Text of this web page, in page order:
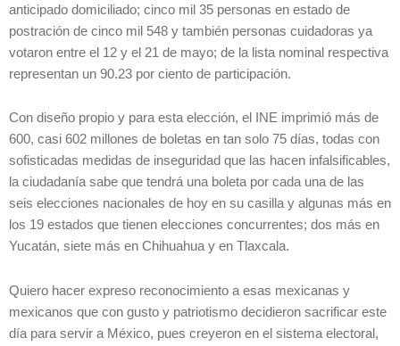
anticipado domiciliado; cinco mil 35 personas en estado de
postración de cinco mil 548 y también personas cuidadoras ya
votaron entre el 12 y el 21 de mayo; de la lista nominal respectiva
representan un 90.23 por ciento de participación.
Con diseño propio y para esta elección, el INE imprimió más de
600, casi 602 millones de boletas en tan solo 75 días, todas con
sofisticadas medidas de inseguridad que las hacen infalsificables,
la ciudadanía sabe que tendrá una boleta por cada una de las
seis elecciones nacionales de hoy en su casilla y algunas más en
los 19 estados que tienen elecciones concurrentes; dos más en
Yucatán, siete más en Chihuahua y en Tlaxcala.
Quiero hacer expreso reconocimiento a esas mexicanas y
mexicanos que con gusto y patriotismo decidieron sacrificar este
día para servir a México, pues creyeron en el sistema electoral,